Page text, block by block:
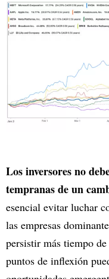
Los inversores no
tempranas de un
esencial evitar luchar
las empresas
persistir más tiempo
puntos de inflexión